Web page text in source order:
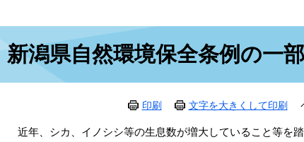
新潟県自然環境保全条例の一
印刷 文字を大きくして印刷
近年、シカ、イノシシ等の生息数が増大していること等を